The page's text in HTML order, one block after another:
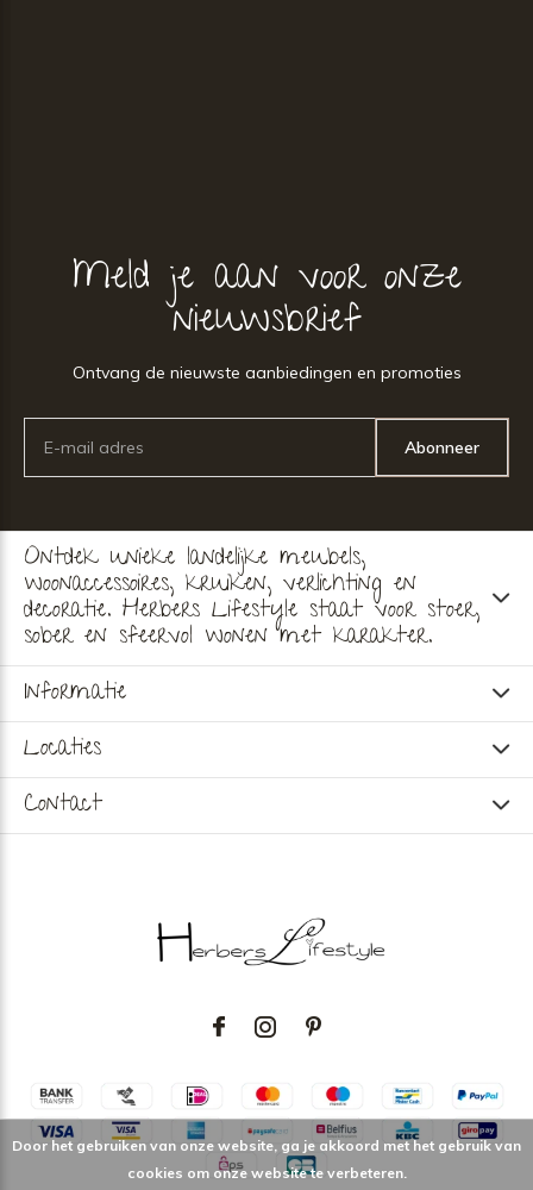
Meld je aan voor onze
nieuwsbrief
Ontvang de nieuwste aanbiedingen en promoties
Abonneer
Ontdek unieke landelijke meubels,
woonaccessoires, kruiken, verlichting en
decoratie. Herbers Lifestyle staat voor stoer,
sober en sfeervol wonen met karakter.
Informatie
Locaties
Contact
Door het gebruiken van onze website, ga je akkoord met het gebruik van
cookies om onze website te verbeteren.